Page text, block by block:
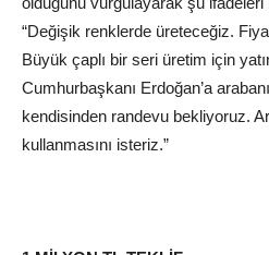
“Değişik renklerde üreteceğiz.
Büyük çaplı bir seri üretim için
Cumhurbaşkanı Erdoğan’a
kendisinden randevu bekliyoruz.
kullanmasını isteriz.”